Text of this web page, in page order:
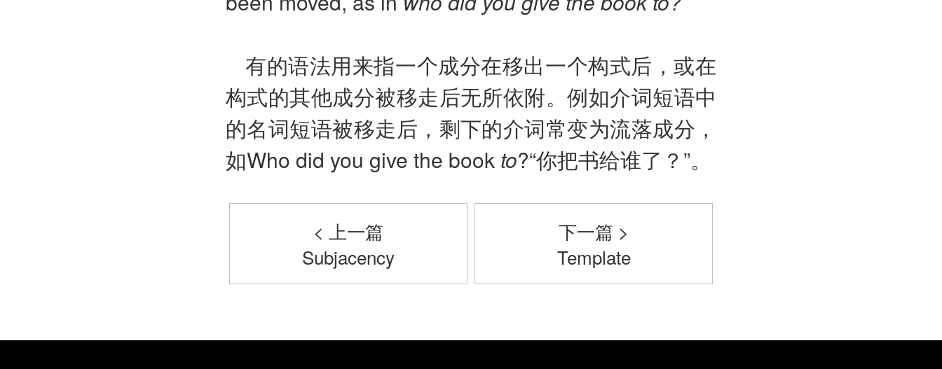
有的语法用来指一个成分在移出一个构式后，或在
构式的其他成分被移走后无所依附。例如介词短语中
的名词短语被移走后，剩下的介词常变为流落成分，
如Who did you give the book to?“你把书给谁了？”。
< 上一篇
Subjacency
下一篇 >
Template